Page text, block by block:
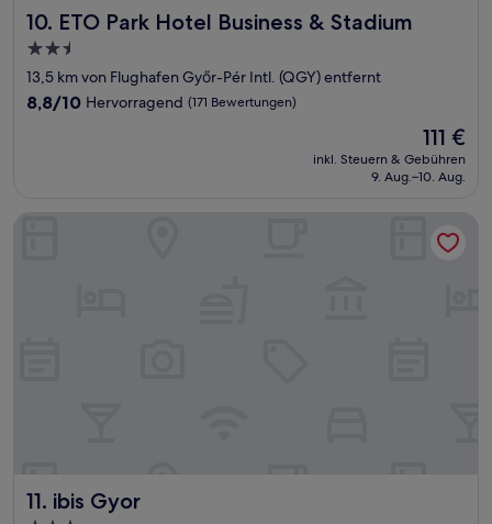
10. ETO Park Hotel Business & Stadium
ETO Park Hotel Business & Stadium
2.5-
Sterne-
Unterkunft
13,5 km von Flughafen Győr-Pér Intl. (QGY) entfernt
8.8
8,8/10 Hervorragend (171 Bewertungen)
Der
Preis
beträgt
111 €
inkl. Steuern & Gebühren
9. Aug.–10. Aug.
11. ibis Gyor
ibis Gyor